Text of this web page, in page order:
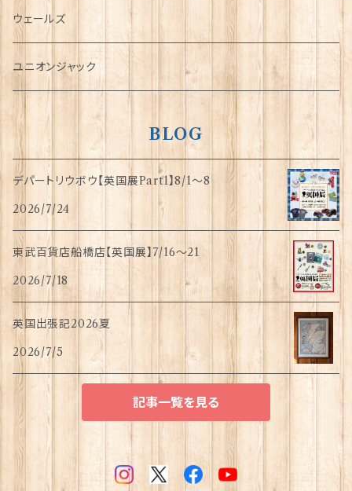
傘
指貫(シンブル)
ウェールズ
ユニオンジャック
BLOG
デパートリウボウ【英国展Part1】8/1〜8
2026/7/24
東武百貨店船橋店【英国展】7/16～21
2026/7/18
英国出張記2026夏
2026/7/5
記事一覧を見る